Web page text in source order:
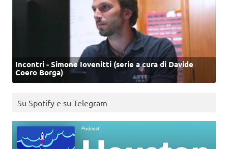
Incontri - Simone Iovenitti (serie a cura di Davide
Coero Borga)
Su Spotify e su Telegram